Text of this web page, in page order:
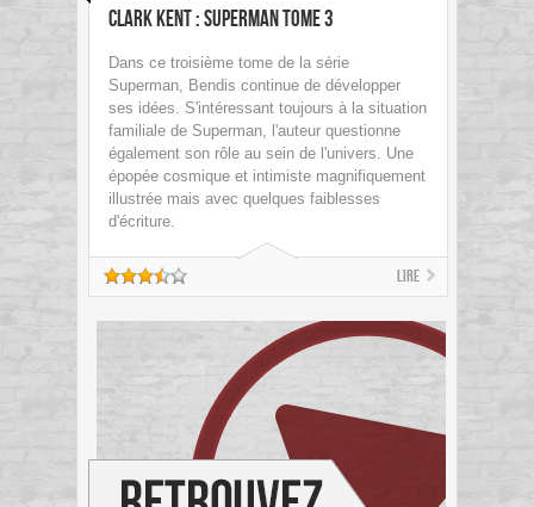
Clark Kent : Superman Tome 3
Dans ce troisième tome de la série
Superman, Bendis continue de développer
ses idées. S'intéressant toujours à la situation
familiale de Superman, l'auteur questionne
également son rôle au sein de l'univers. Une
épopée cosmique et intimiste magnifiquement
illustrée mais avec quelques faiblesses
d'écriture.
Lire